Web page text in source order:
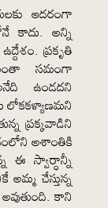
ఆదరంగా
కాదు. అన్ని
ప్రకృతి
సమంగా
ఉండదని
ప్రక్కవాడిని
అశాంతికి
ఈ స్వార్ధాన్నీ
చేస్తున్న
కాని